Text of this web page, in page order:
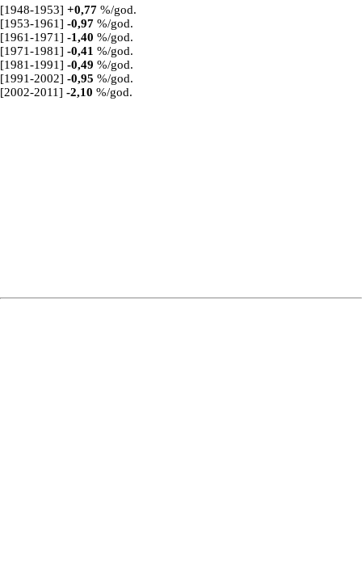
[1948-1953] +0,77 %/god.
[1953-1961] -0,97 %/god.
[1961-1971] -1,40 %/god.
[1971-1981] -0,41 %/god.
[1981-1991] -0,49 %/god.
[1991-2002] -0,95 %/god.
[2002-2011] -2,10 %/god.